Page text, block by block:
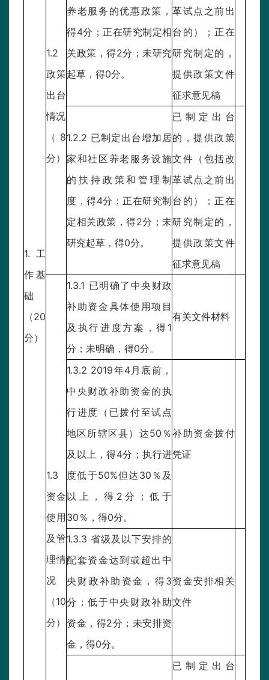
1.工
作基
础
（20
分）
1.2
政策
出台
情况
（8
分）
养老服务的优惠政策，
得4分；正在研究制定相
关政策，得2分；未研究
起草，得0分。
革试点之前出
台的）；正在
研究制定的，
提供政策文件
征求意见稿
1.2.2 已制定出台增加居
家和社区养老服务设施
的扶持政策和管理制
度，得4分；正在研究制
定相关政策，得2分；未
研究起草，得0分。
已制定出台
的，提供政策
文件（包括改
革试点之前出
台的）；正在
研究制定的，
提供政策文件
征求意见稿
1.3
资金
使用
及管
理情
况
（10
分）
1.3.1 已明确了中央财政
补助资金具体使用项目
及执行进度方案，得1
分；未明确，得0分。
有关文件材料
1.3.2 2019年4月底前，
中央财政补助资金的执
行进度（已拨付至试点
地区所辖区县）达50％
及以上，得4分；执行进
度低于50%但达30％及
以上，得2分；低于
30％，得0分。
补助资金拨付
凭证
1.3.3 省级及以下安排的
配套资金达到或超出中
央财政补助资金，得3
分；低于中央财政补助
资金，得2分；未安排资
金，得0分。
资金安排相关
文件
已制定出台